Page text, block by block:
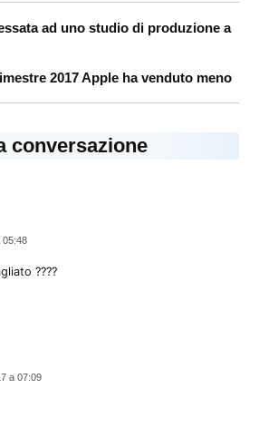
ad uno studio di produzione a
2017 Apple ha venduto meno
conversazione
05:48
????
a 07:09